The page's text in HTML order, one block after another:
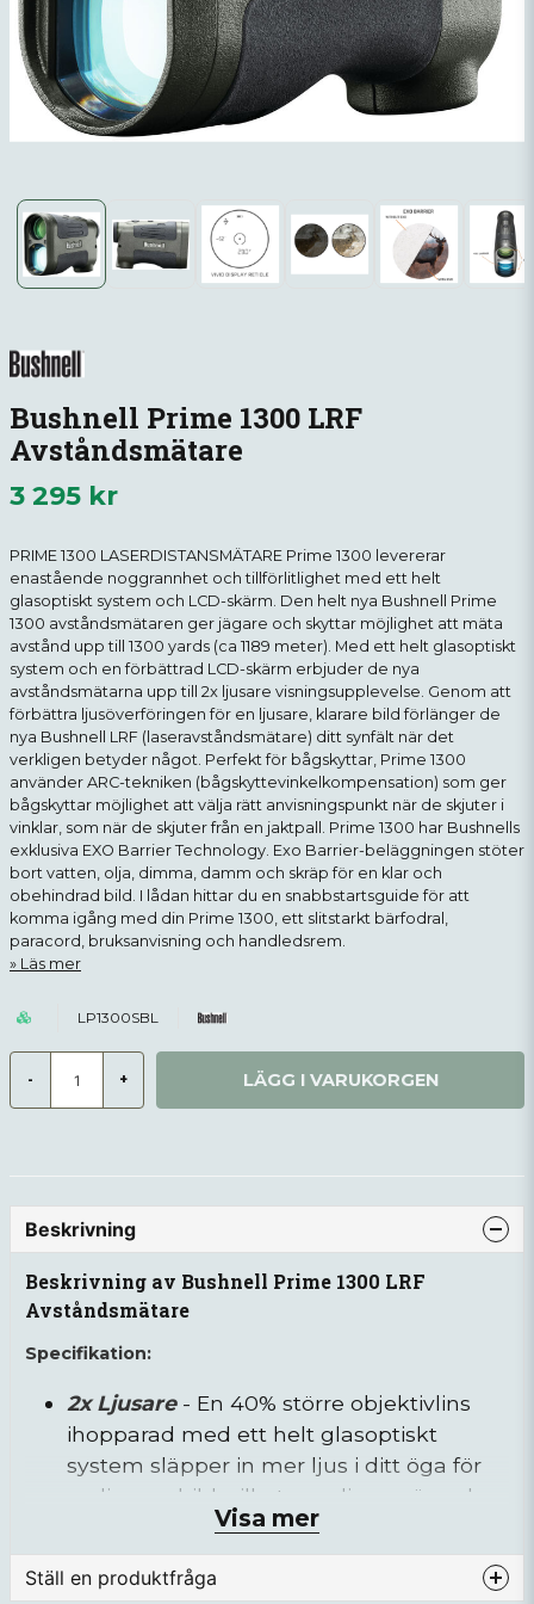
Bushnell Prime 1300 LRF
Avståndsmätare
3 295 kr
PRIME 1300 LASERDISTANSMÄTARE Prime 1300 levererar
enastående noggrannhet och tillförlitlighet med ett helt
glasoptiskt system och LCD-skärm. Den helt nya Bushnell Prime
1300 avståndsmätaren ger jägare och skyttar möjlighet att mäta
avstånd upp till 1300 yards (ca 1189 meter). Med ett helt glasoptiskt
system och en förbättrad LCD-skärm erbjuder de nya
avståndsmätarna upp till 2x ljusare visningsupplevelse. Genom att
förbättra ljusöverföringen för en ljusare, klarare bild förlänger de
nya Bushnell LRF (laseravståndsmätare) ditt synfält när det
verkligen betyder något. Perfekt för bågskyttar, Prime 1300
använder ARC-tekniken (bågskyttevinkelkompensation) som ger
bågskyttar möjlighet att välja rätt anvisningspunkt när de skjuter i
vinklar, som när de skjuter från en jaktpall. Prime 1300 har Bushnells
exklusiva EXO Barrier Technology. Exo Barrier-beläggningen stöter
bort vatten, olja, dimma, damm och skräp för en klar och
obehindrad bild. I lådan hittar du en snabbstartsguide för att
komma igång med din Prime 1300, ett slitstarkt bärfodral,
paracord, bruksanvisning och handledsrem.
Läs mer
LP1300SBL
- + LÄGG I VARUKORGEN
Beskrivning
Beskrivning av Bushnell Prime 1300 LRF
Avståndsmätare
Specifikation:
2x Ljusare- En 40% större objektivlins
ihopparad med ett helt glasoptiskt
system släpper in mer ljus i ditt öga för
en ljusare bild, vilket ger dig avgörande
extra tid under jakt i skymning och
gryning.
Realistiska Färger
Visa mer
Ställ en produktfråga